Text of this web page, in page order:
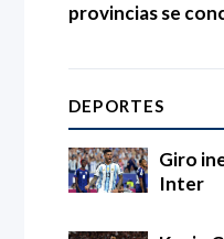
provincias se
DEPORTES
Giro
Inter